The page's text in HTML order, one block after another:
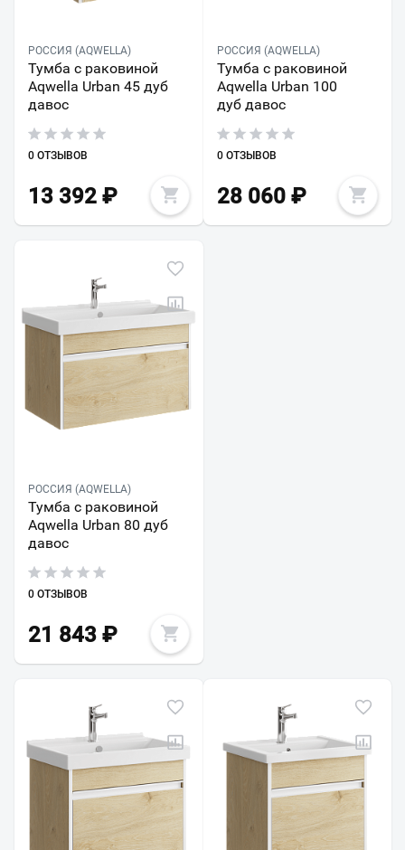
РОССИЯ (AQWELLA)
Тумба с раковиной
Aqwella Urban 45 дуб
давос
0 ОТЗЫВОВ
13 392 ₽
РОССИЯ (AQWELLA)
Тумба с раковиной
Aqwella Urban 100
дуб давос
0 ОТЗЫВОВ
28 060₽
РОССИЯ (AQWELLA)
Тумба с раковиной
Aqwella Urban 80 дуб
давос
0 ОТЗЫВОВ
21 843 ₽